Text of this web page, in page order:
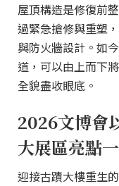
屋頂構造是修復前
過緊急搶修與重塑
與防火牆設計。如
道，可以由上而下
全貌盡收眼底。
2026文博會
大展區亮點
迎接古蹟大樓重生